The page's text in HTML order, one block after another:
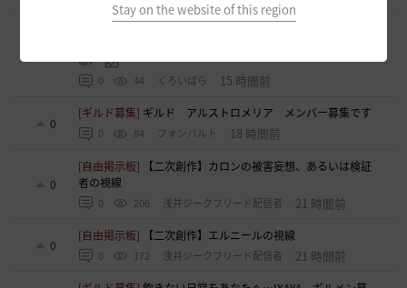
Stay on the website of this region
[ギルド募集]ギルチャ完全無言推奨・ソロ向けギルド「スト
◎）
0 44 くろいばら 15 時間前
0
[ギルド募集] ギルド アルストロメリア メンバー募集です
0 84 フォンバルト 18 時間前
0
[自由掲示板]
【二次創作】カロンの被害妄想、あるいは検証
者の視線
0 206 浅井ジークフリード配信者 21 時間前
0
[自由掲示板] 【二次創作】エルニールの視線
0 172 浅井ジークフリード配信者 21 時間前